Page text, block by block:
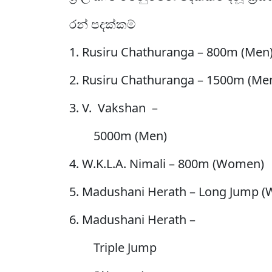
රන් පදක්කම්
1. Rusiru Chathuranga – 800m
2. Rusiru Chathuranga – 1500m
3. V. Vakshan –
5000m (Men)
4. W.K.L.A. Nimali – 800m (Women)
5. Madushani Herath – Long Jump
6. Madushani Herath –
Triple Jump